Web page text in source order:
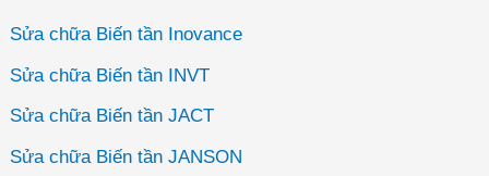
Sửa chữa Biến tần Inovance
Sửa chữa Biến tần INVT
Sửa chữa Biến tần JACT
Sửa chữa Biến tần JANSON